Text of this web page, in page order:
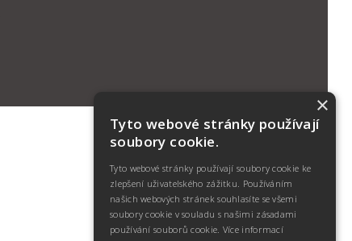
×
Tyto webové stránky používají
soubory cookie.
Tyto webové stránky používají soubory cookie ke
zlepšení uživatelského zážitku. Používáním
našich webových stránek souhlasíte se všemi
soubory cookie v souladu s našimi zásadami
používání souborů cookie. Více informací